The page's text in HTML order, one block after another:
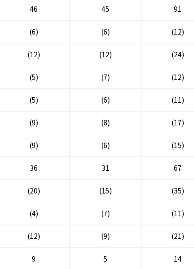
46 45 91
(6) (6) (12)
(12) (12) (24)
(5) (7) (12)
(5) (6) (11)
(9) (8) (17)
(9) (6) (15)
36 31 67
(20) (15) (35)
(4) (7) (11)
(12) (9) (21)
9 5 14